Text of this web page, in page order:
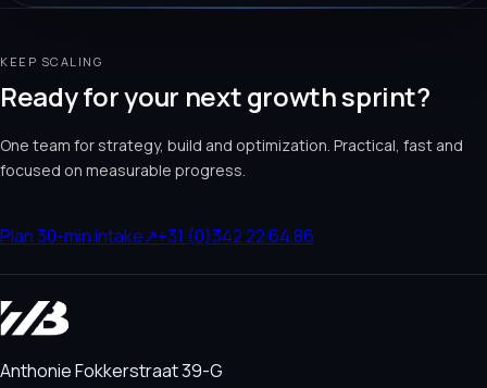
KEEP SCALING
Ready for your next growth sprint?
One team for strategy, build and optimization. Practical, fast and
focused on measurable progress.
Plan 30-min intake↗+31 (0)342 22 64 86
Anthonie Fokkerstraat 39-G